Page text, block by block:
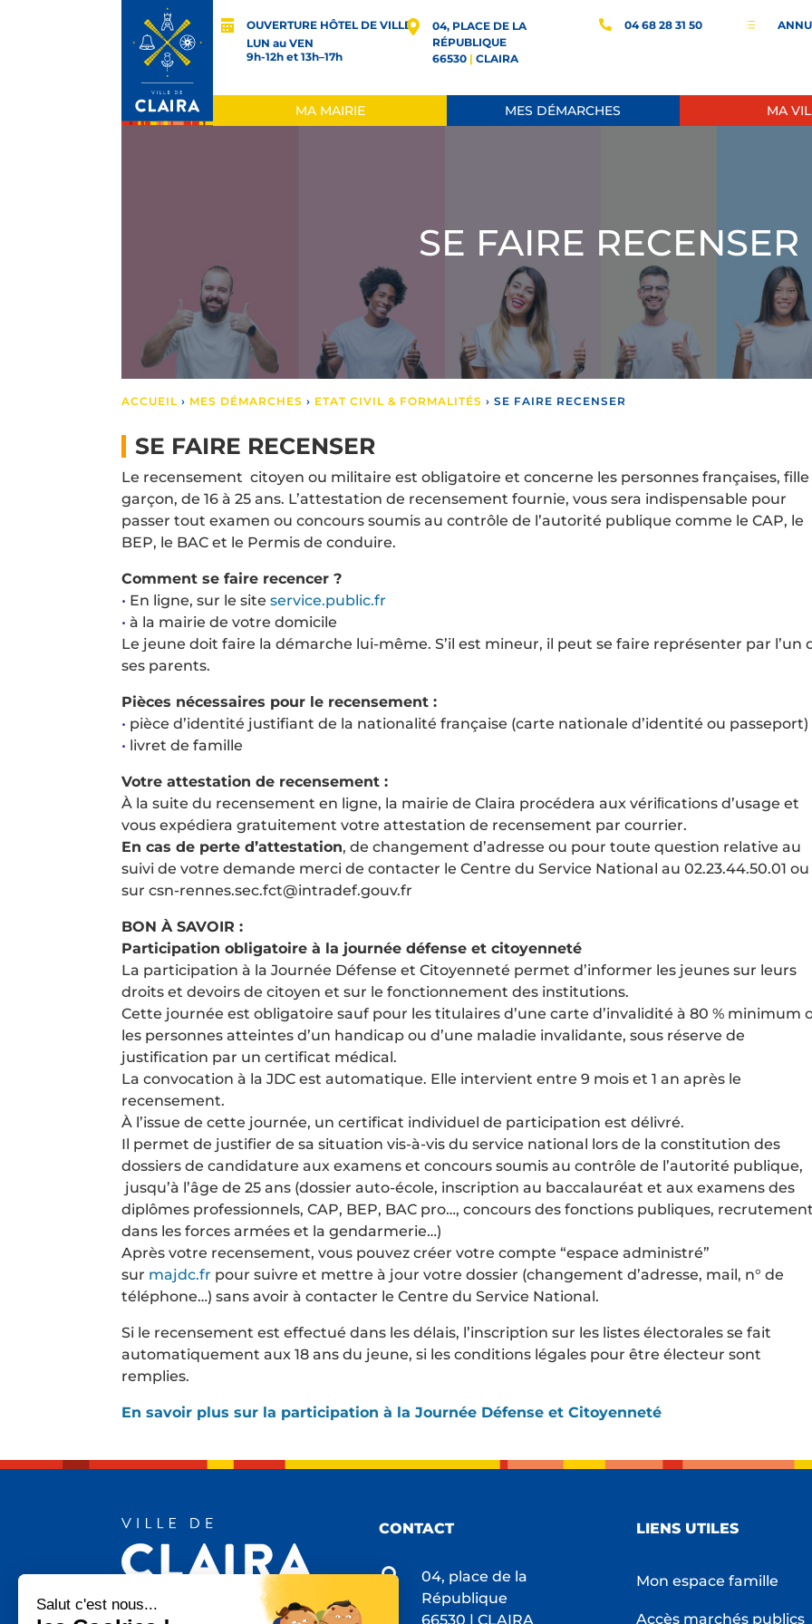
OUVERTURE HÔTEL DE VILLE
LUN au VEN
9h-12h et 13h–17h
04, PLACE DE LA
RÉPUBLIQUE
66530| CLAIRA
04 68 28 31 50 d
MA MAIRIE MES DÉMARCHES MA
SE FAIRE RECENSER
ACCUEIL › MES DÉMARCHES › ETAT CIVIL & FORMALITÉS ›SE FAIRE RECENSER
SE FAIRE RECENSER
Le recensement citoyen ou militaire est obligatoire et concerne les personnes françaises,
garçon, de 16 à 25 ans. L’attestation de recensement fournie, vous sera indispensable pour
passer tout examen ou concours soumis au contrôle de l’autorité publique comme le CAP, le
BEP, le BAC et le Permis de conduire.
Comment se faire recencer ?
• En ligne, sur le siteservice.public.fr
•à la mairie de votre domicile
Le jeune doit faire la démarche lui-même. S’il est mineur, il peut se faire représenter par l’un
ses parents.
Pièces nécessaires pour le recensement :
• pièce d’identité justifiant de la nationalité française (carte nationale d’identité ou passeport)
• livret de famille
Votre attestation de recensement :
À la suite du recensement en ligne, la mairie de Claira procédera aux vériﬁcations d’usage et
vous expédiera gratuitement votre attestation de recensement par courrier.
En cas de perte d’attestation, de changement d’adresse ou pour toute question relative au
suivi de votre demande merci de contacter le Centre du Service National au 02.23.44.50.01 ou
sur csn-rennes.sec.fct@intradef.gouv.fr
BON À SAVOIR :
Participation obligatoire à la journée défense et citoyenneté
La participation à la Journée Défense et Citoyenneté permet d’informer les jeunes sur leurs
droits et devoirs de citoyen et sur le fonctionnement des institutions.
Cette journée est obligatoire sauf pour les titulaires d’une carte d’invalidité à 80 % minimum
les personnes atteintes d’un handicap ou d’une maladie invalidante, sous réserve de
justification par un certificat médical.
La convocation à la JDC est automatique. Elle intervient entre 9 mois et 1 an après le
recensement.
À l’issue de cette journée, un certificat individuel de participation est délivré.
Il permet de justifier de sa situation vis-à-vis du service national lors de la constitution des
dossiers de candidature aux examens et concours soumis au contrôle de l’autorité publique,
jusqu’à l’âge de 25 ans (dossier auto-école, inscription au baccalauréat et aux examens des
diplômes professionnels, CAP, BEP, BAC pro…, concours des fonctions publiques,
dans les forces armées et la gendarmerie…)
Après votre recensement, vous pouvez créer votre compte “espace administré”
sur majdc.fr pour suivre et mettre à jour votre dossier (changement d’adresse, mail, n° de
téléphone…) sans avoir à contacter le Centre du Service National.
Si le recensement est effectué dans les délais, l’inscription sur les listes électorales se fait
automatiquement aux 18 ans du jeune, si les conditions légales pour être électeur sont
remplies.
En savoir plus sur la participation à la Journée Défense et Citoyenneté
CONTACT

04, place de la
République
66530 | CLAIRA
LIENS UTILES
Mon espace famille
Accès marchés publics
Salut c'est nous...